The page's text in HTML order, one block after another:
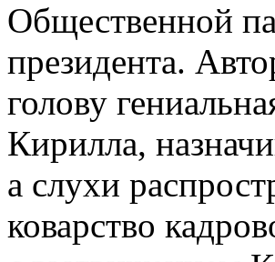
Общественной
президента.
голову
Кирилла,
а слухи
коварство